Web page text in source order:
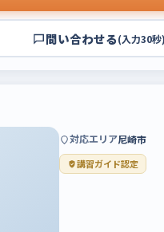
問い合わせる(入力30秒)
対応エリア尼崎市
講習ガイド認定